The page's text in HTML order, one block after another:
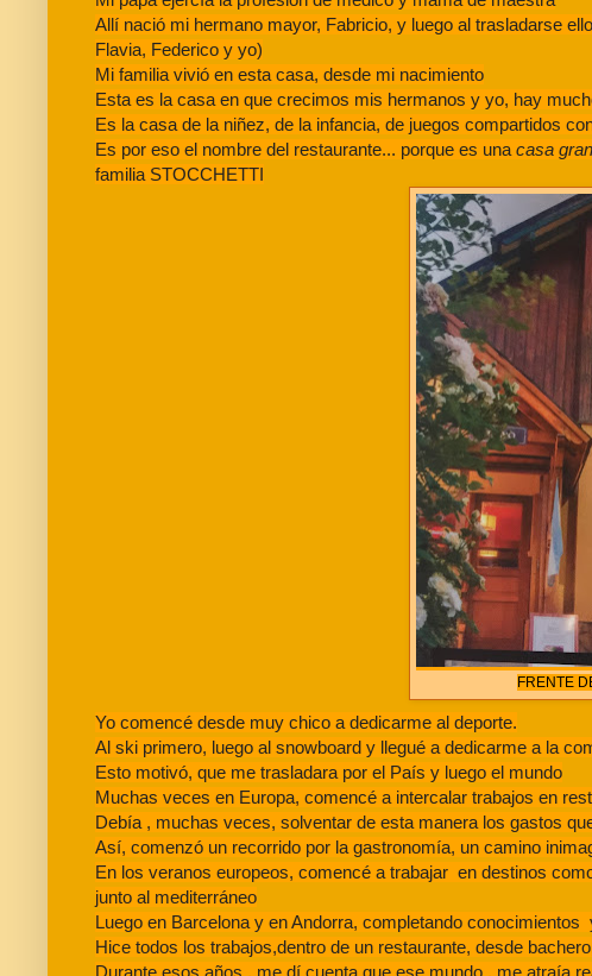
Allí nació mi hermano mayor, Fabricio, y luego al trasladarse
Flavia, Federico y yo)
Mi familia vivió en esta casa, desde mi nacimiento
Esta es la casa en que crecimos mis hermanos y yo, hay
Es la casa de la niñez, de la infancia, de juegos compartidos
Es por eso el nombre del restaurante... porque es una casa
familia STOCCHETTI
FRENTE
Yo comencé desde muy chico a dedicarme al deporte.
Al ski primero, luego al snowboard y llegué a dedicarme a la
Esto motivó, que me trasladara por el País y luego el mundo
Muchas veces en Europa, comencé a intercalar trabajos en
Debía , muchas veces, solventar de esta manera los gastos
Así, comenzó un recorrido por la gastronomía, un camino
En los veranos europeos, comencé a trabajar en destinos
junto al mediterráneo
Luego en Barcelona y en Andorra, completando
Hice todos los trabajos,dentro de un restaurante, desde
Durante esos años , me dí cuenta que ese mundo , me atraía